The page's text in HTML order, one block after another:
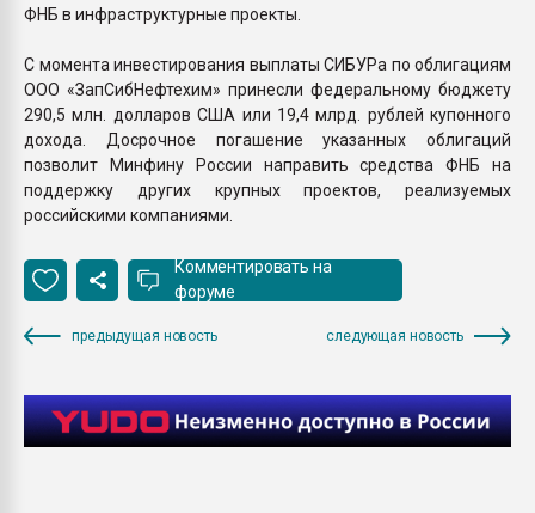
ФНБ в инфраструктурные проекты.
С момента инвестирования выплаты СИБУРа по облигациям
ООО «ЗапСибНефтехим» принесли федеральному бюджету
290,5 млн. долларов США или 19,4 млрд. рублей купонного
дохода. Досрочное погашение указанных облигаций
позволит Минфину России направить средства ФНБ на
поддержку других крупных проектов, реализуемых
российскими компаниями.
Комментировать на
форуме
предыдущая новость следующая новость